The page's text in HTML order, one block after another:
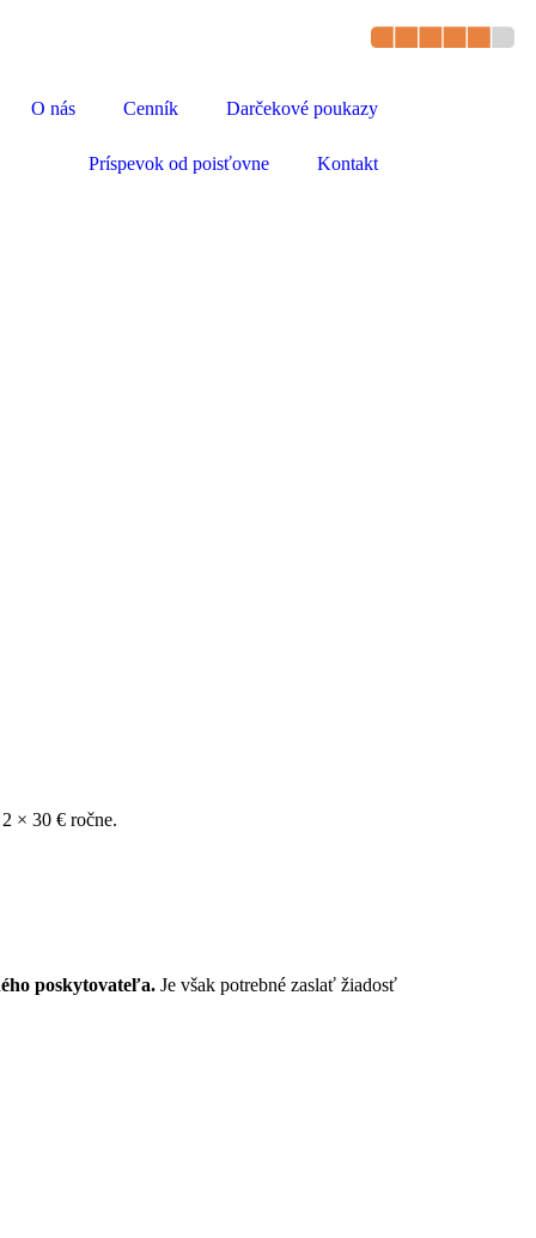
O nás Cenník Darčekové poukazy
Príspevok od poisťovne Kontakt
× 30 € ročne.
poskytovateľa. Je však potrebné zaslať žiadosť